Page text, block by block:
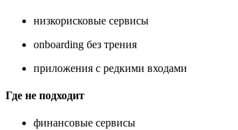
низкорисковые сервисы
onboarding без трения
приложения с редкими входами
Где не подходит
финансовые сервисы